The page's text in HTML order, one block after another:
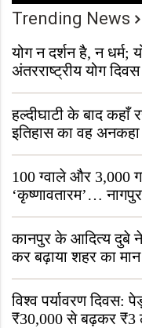
Trending News
योग न दर्शन है, न धर्म;
अंतरराष्ट्रीय योग
हल्दीघाटी के बाद कहाँ
इतिहास का वह
जीवित है
100 ग्वाले और 3,000
‘कृष्णावतारम’…
“ऐसा तो सिर्फ़ कृष्ण
कानपुर के आदित्य दुबे
कर बढ़ाया शहर का मान
विश्व पर्यावरण
₹30,000 से बढ़कर ₹3